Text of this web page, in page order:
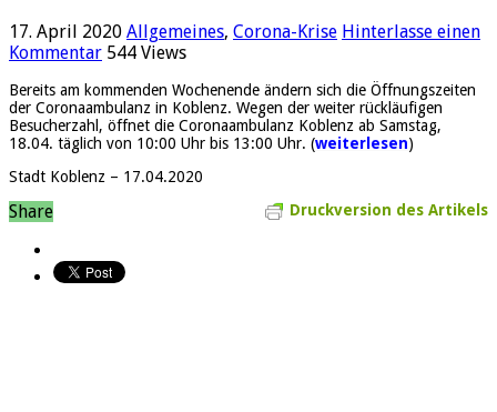
17. April 2020 Allgemeines, Corona-Krise Hinterlasse einen
Kommentar 544 Views
Bereits am kommenden Wochenende ändern sich die Öffnungszeiten
der Coronaambulanz in Koblenz. Wegen der weiter rückläufigen
Besucherzahl, öffnet die Coronaambulanz Koblenz ab Samstag,
18.04. täglich von 10:00 Uhr bis 13:00 Uhr. (weiterlesen)
Stadt Koblenz – 17.04.2020
Druckversion des Artikels
Share